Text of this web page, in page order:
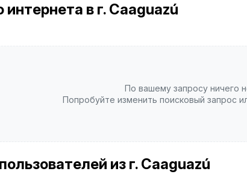
в г. Caaguazú
По вашему запросу ничего
Попробуйте изменить поисковый запрос
из г. Caaguazú